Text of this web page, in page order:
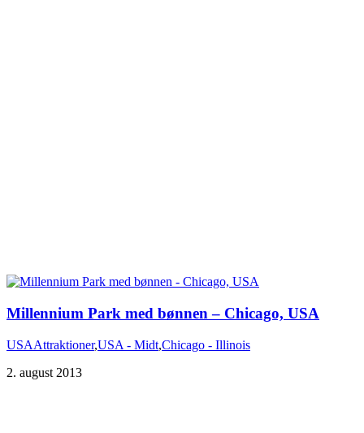
Millennium Park med bønnen – Chicago, USA
USAAttraktioner,USA - Midt,Chicago - Illinois
2. august 2013